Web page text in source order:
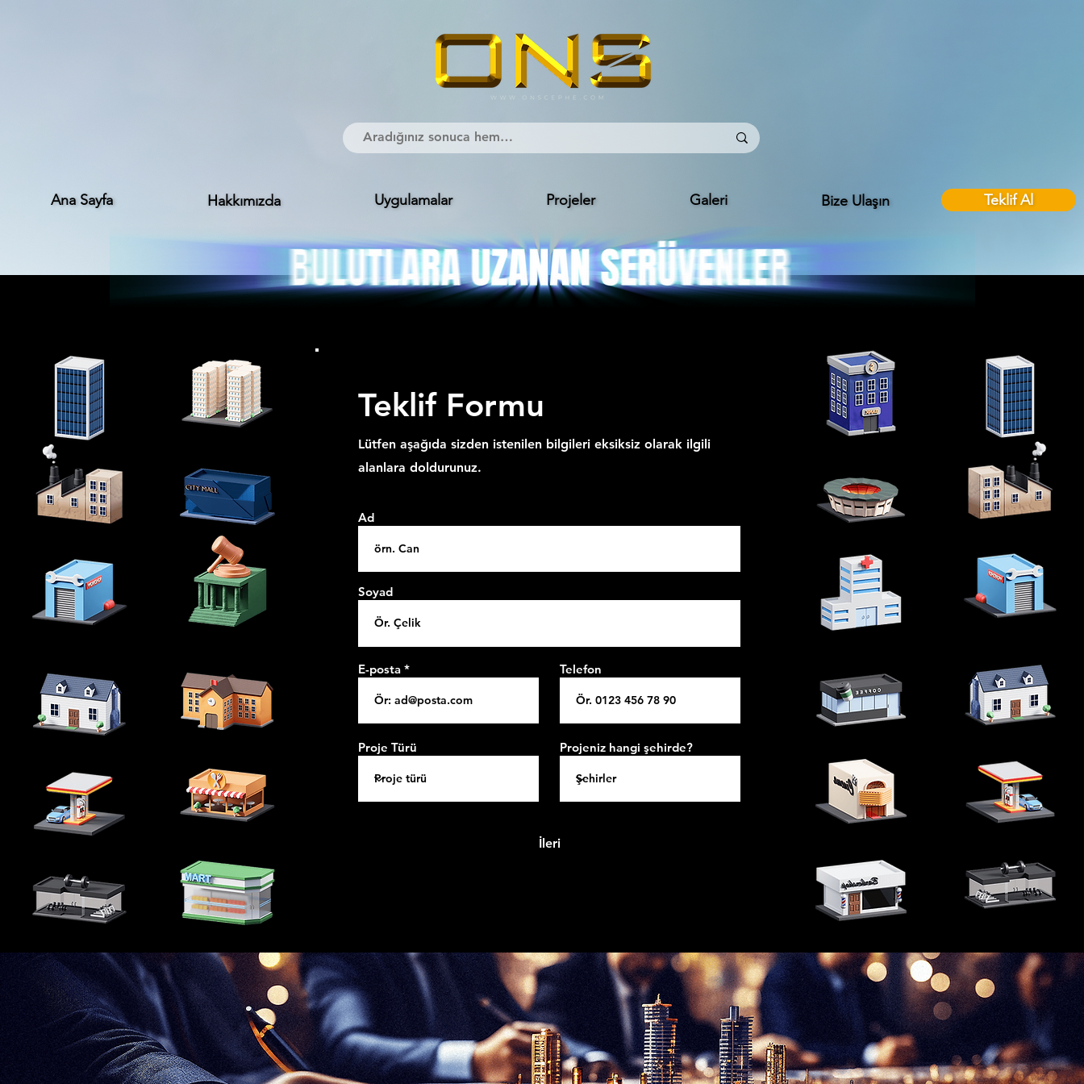
Ana Sayfa Hakkımızda Uygulamalar Projeler Galeri Bize Ulaşın Teklif Al
Teklif Formu
Lütfen aşağıda sizden istenilen bilgileri eksiksiz olarak ilgili
alanlara doldurunuz.
Ad
Soyad
E-posta Telefon
Proje Türü Projeniz hangi şehirde?
İleri